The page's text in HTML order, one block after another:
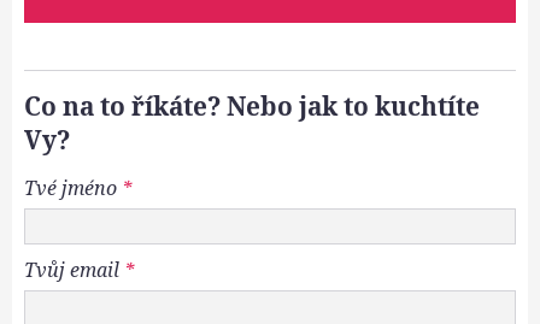
Co na to říkáte? Nebo jak to kuchtíte
Vy?
Tvé jméno *
Tvůj email *